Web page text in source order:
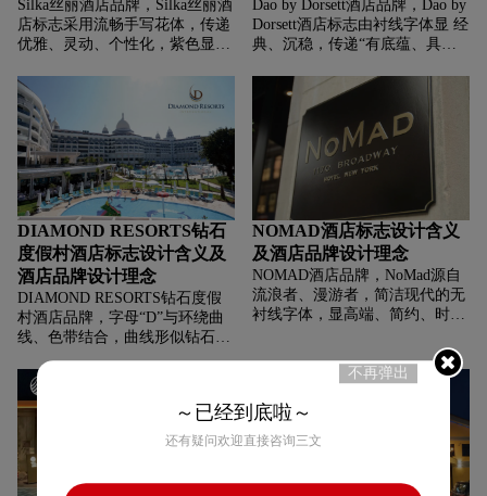
Silka丝丽酒店品牌，‌‌‌Silka丝丽酒
店标志采用流畅手写花体，传递
优雅、灵动、个性化，紫色显浪
亲切氛围，打造独特住宿感受的
品牌形象。
Dao by Dorsett酒店品牌，‌‌‌Dao by
Dorsett酒店标志由衬线字体显 经
典、沉稳，传递“有底蕴、具品
DIAMOND RESORTS钻石
度假村酒店标志设计含义及
酒店品牌设计理念
DIAMOND RESORTS钻石度假
村酒店品牌，‌‌‌字母“D”与环绕曲
线、色带结合，曲线形似钻石切
“高端、奢华、度假属性”，契合
品牌定位 —— 打造“如钻石般珍
贵、独特的全球度假体验”。
棕、蓝、金配色显典雅、高端、
国际化。
NOMAD酒店标志设计含义
及酒店品牌设计理念
NOMAD酒店品牌，‌‌‌NoMad源自
流浪者、漫游者，简洁现代的无
衬线字体，显高端、简约、时尚
造精致氛围的设计理念，强化品
牌低调奢华、独具品味的形象。
不再弹出
～已经到底啦～
还有疑问欢迎直接咨询三文